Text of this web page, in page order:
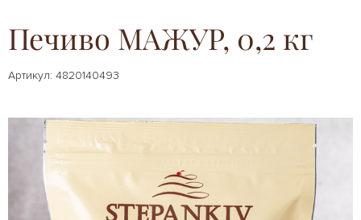
Печиво МАЖУР, 0,2 кг
Артикул: 4820140493